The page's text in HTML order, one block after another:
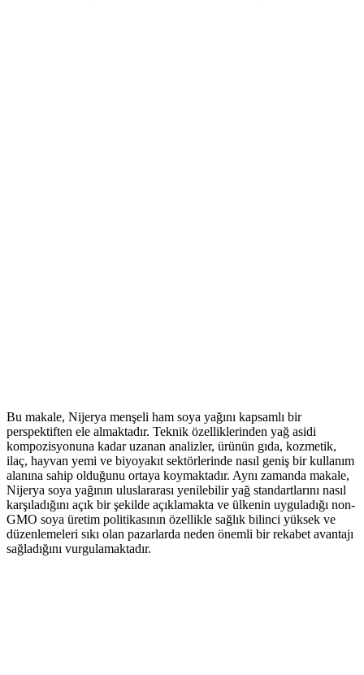
Bu makale, Nijerya menşeli ham soya yağını kapsamlı bir
perspektiften ele almaktadır. Teknik özelliklerinden yağ asidi
kompozisyonuna kadar uzanan analizler, ürünün gıda, kozmetik,
ilaç, hayvan yemi ve biyoyakıt sektörlerinde nasıl geniş bir kullanım
alanına sahip olduğunu ortaya koymaktadır. Aynı zamanda makale,
Nijerya soya yağının uluslararası yenilebilir yağ standartlarını nasıl
karşıladığını açık bir şekilde açıklamakta ve ülkenin uyguladığı non-
GMO soya üretim politikasının özellikle sağlık bilinci yüksek ve
düzenlemeleri sıkı olan pazarlarda neden önemli bir rekabet avantajı
sağladığını vurgulamaktadır.